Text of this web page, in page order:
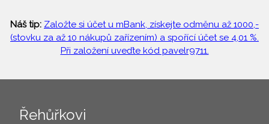
Náš tip: Založte si účet u mBank, získejte odměnu až 1000,-
(stovku za až 10 nákupů zařízením) a spořící účet se 4,01 %.
Při založení uveďte kód pavelr9711.
Řehůřkovi